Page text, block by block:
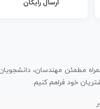
ارسال رایگان
مطمئن مهندسان،
خود فراهم کنیم.